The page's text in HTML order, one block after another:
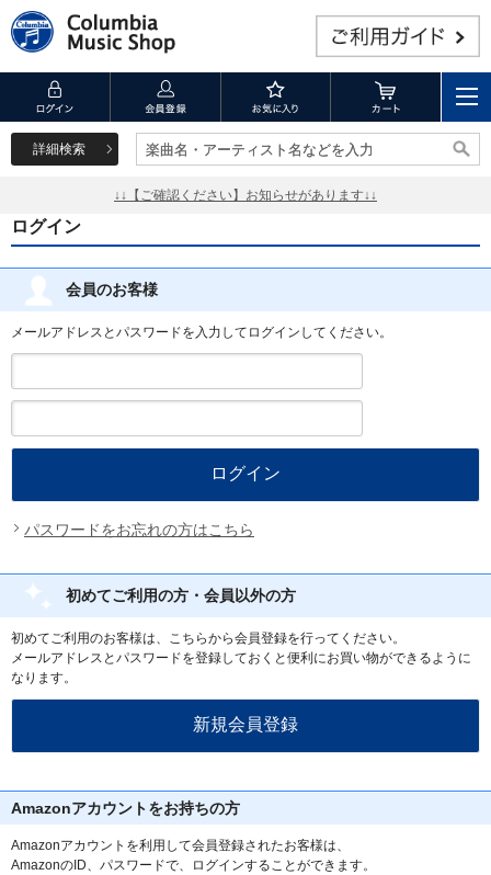
詳細検索 楽曲名・アーティスト名などを入力
楽曲名・アーティスト名などを入力
↓↓【ご確認ください】お知らせがあります↓↓
ログイン
会員のお客様
メールアドレスとパスワードを入力してログインしてください。
パスワードをお忘れの方はこちら
初めてご利用の方・会員以外の方
初めてご利用のお客様は、こちらから会員登録を行ってください。
メールアドレスとパスワードを登録しておくと便利にお買い物ができるように
なります。
Amazonアカウントをお持ちの方
Amazonアカウントを利用して会員登録されたお客様は、
AmazonのID、パスワードで、ログインすることができます。